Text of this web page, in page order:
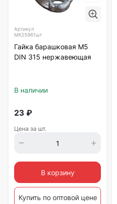
Артикул
МК25961шт
Гайка барашковая М5
DIN 315 нержавеющая
В наличии
23 ₽
Цена за шт.
В корзину
Купить по оптовой цене